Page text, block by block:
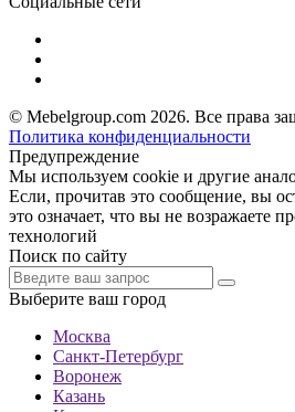
© Mebelgroup.com 2026. Все права
Политика конфиденциальности
Предупреждение
Мы используем cookie и другие
Если, прочитав это сообщение, вы
это означает, что вы не возражаете
технологий
Поиск по сайту
Выберите ваш город
Москва
Санкт-Петербург
Воронеж
Казань